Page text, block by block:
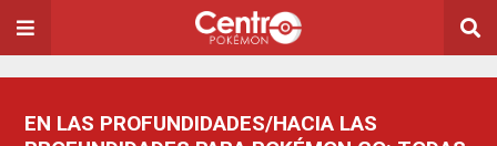
EN LAS PROFUNDIDADES/HACIA LAS